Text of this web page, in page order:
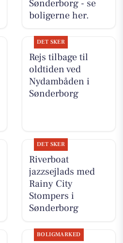
Sønderborg - se
boligerne her.
DET SKER
Rejs tilbage til
oldtiden ved
Nydambåden i
Sønderborg
DET SKER
Riverboat
jazzsejlads med
Rainy City
Stompers i
Sønderborg
BOLIGMARKED